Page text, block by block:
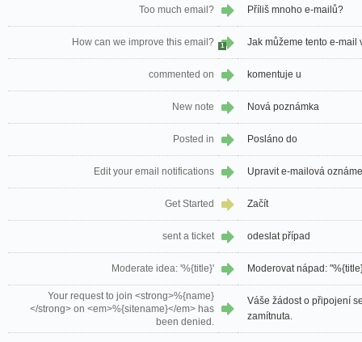
Too much email? Příliš mnoho e-mailů?
How can we improve this email? 1 Jak můžeme tento e-mail
commented on komentuje u
New note Nová poznámka
Posted in Posláno do
Edit your email notifications Upravit e-mailová
Get Started Začít
sent a ticket odeslat případ
Moderate idea: '%{title}' Moderovat nápad:
Your request to join <strong>%{name}
</strong> on <em>%{sitename}</em> has
been denied.
Váše žádost o připojení
zamítnuta.